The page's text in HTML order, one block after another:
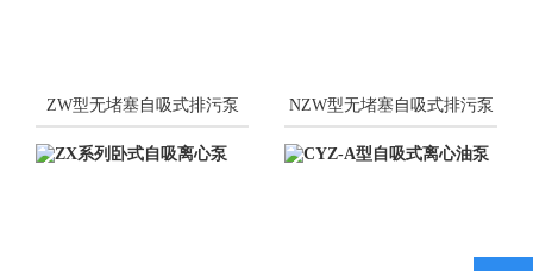
ZW型无堵塞自吸式排污泵 NZW型无堵塞自吸式排污泵